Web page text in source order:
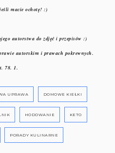
macie ochotę! :)
autorstwa do zdjęć i przepisów :)
autorskim i prawach pokrewnych.
78. 1.
UPRAWA DOMOWE KIEŁKI
HODOWANIE KETO
PORADY KULINARNE